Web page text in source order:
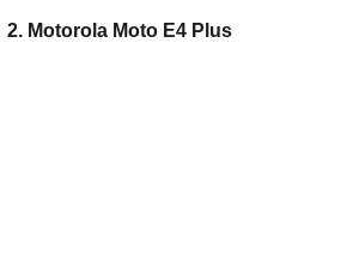
2. Motorola Moto E4 Plus